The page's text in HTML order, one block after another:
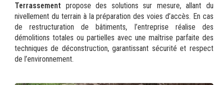
Terrassement propose des solutions sur mesure, allant du
nivellement du terrain à la préparation des voies d’accès. En cas
de restructuration de bâtiments, l’entreprise réalise des
démolitions totales ou partielles avec une maîtrise parfaite des
techniques de déconstruction, garantissant sécurité et respect
de l’environnement.